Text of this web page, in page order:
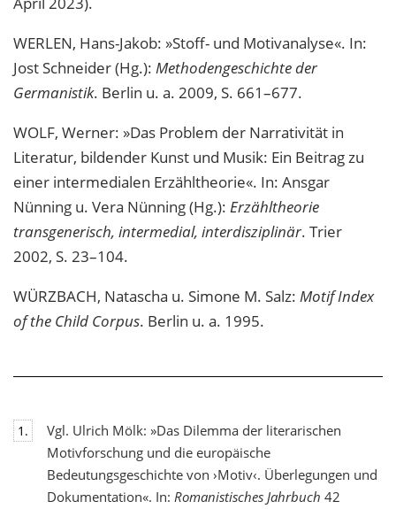
WERLEN, Hans-Jakob: »Stoff- und Motivanalyse«. In:
Jost Schneider (Hg.): Methodengeschichte der
Germanistik. Berlin u. a. 2009, S. 661–677.
WOLF, Werner: »Das Problem der Narrativität in
Literatur, bildender Kunst und Musik: Ein Beitrag zu
einer intermedialen Erzähltheorie«. In: Ansgar
Nünning u. Vera Nünning (Hg.): Erzähltheorie
transgenerisch, intermedial, interdisziplinär. Trier
2002, S. 23–104.
WÜRZBACH, Natascha u. Simone M. Salz: Motif Index
of the Child Corpus. Berlin u. a. 1995.
1.
Vgl. Ulrich Mölk: »Das Dilemma der literarischen
Motivforschung und die europäische
Bedeutungsgeschichte von ›Motiv‹. Überlegungen und
Dokumentation«. In: Romanistisches Jahrbuch 42